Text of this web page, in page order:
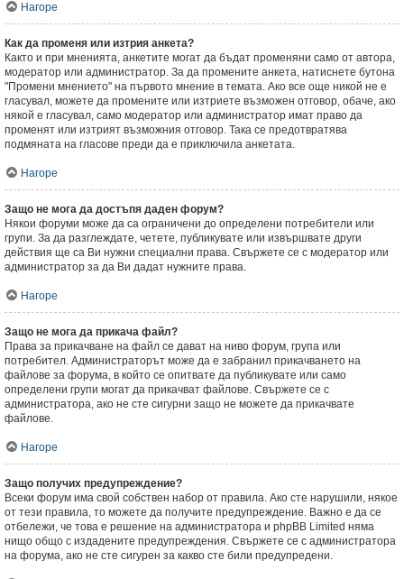
Нагоре
Как да променя или изтрия анкета?
Както и при мненията, анкетите могат да бъдат променяни само от автора,
модератор или администратор. За да промените анкета, натиснете бутона
"Промени мнението" на първото мнение в темата. Ако все още никой не е
гласувал, можете да промените или изтриете възможен отговор, обаче, ако
някой е гласувал, само модератор или администратор имат право да
променят или изтрият възможния отговор. Така се предотвратява
подмяната на гласове преди да е приключила анкетата.
Нагоре
Защо не мога да достъпя даден форум?
Някои форуми може да са ограничени до определени потребители или
групи. За да разглеждате, четете, публикувате или извършвате други
действия ще са Ви нужни специални права. Свържете се с модератор или
администратор за да Ви дадат нужните права.
Нагоре
Защо не мога да прикача файл?
Права за прикачване на файл се дават на ниво форум, група или
потребител. Администраторът може да е забранил прикачването на
файлове за форума, в който се опитвате да публикувате или само
определени групи могат да прикачват файлове. Свържете се с
администратора, ако не сте сигурни защо не можете да прикачвате
файлове.
Нагоре
Защо получих предупреждение?
Всеки форум има свой собствен набор от правила. Ако сте нарушили, някое
от тези правила, то можете да получите предупреждение. Важно е да се
отбележи, че това е решение на администратора и phpBB Limited няма
нищо общо с издадените предупреждения. Свържете се с администратора
на форума, ако не сте сигурен за какво сте били предупредени.